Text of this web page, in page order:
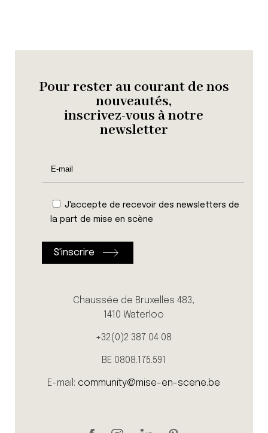
Pour rester au courant de nos
nouveautés,
inscrivez-vous à notre
newsletter
J'accepte de recevoir des newsletters de
la part de mise en scène
Chaussée de Bruxelles 483,
1410 Waterloo
+32(0)2 387 04 08
BE 0808.175.591
E-mail: community@mise-en-scene.be